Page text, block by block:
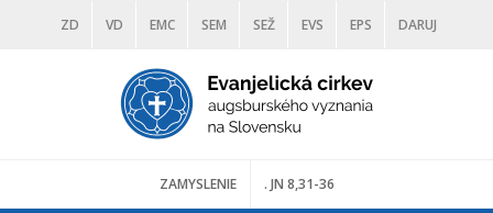
ZD VD EMC SEM SEŽ EVS EPS DARUJ
DIAKONIA ŠKOLY TRANOSCIUS
ZAMYSLENIE . JN 8,31-36